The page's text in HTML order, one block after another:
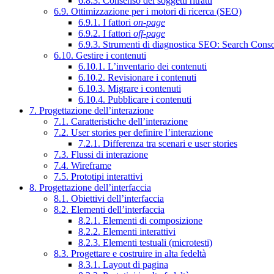
6.9. Ottimizzazione per i motori di ricerca (SEO)
6.9.1. I fattori on-page
6.9.2. I fattori off-page
6.9.3. Strumenti di diagnostica SEO: Search
6.10. Gestire i contenuti
6.10.1. L’inventario dei contenuti
6.10.2. Revisionare i contenuti
6.10.3. Migrare i contenuti
6.10.4. Pubblicare i contenuti
7. Progettazione dell’interazione
7.1. Caratteristiche dell’interazione
7.2. User stories per definire l’interazione
7.2.1. Differenza tra scenari e user stories
7.3. Flussi di interazione
7.4. Wireframe
7.5. Prototipi interattivi
8. Progettazione dell’interfaccia
8.1. Obiettivi dell’interfaccia
8.2. Elementi dell’interfaccia
8.2.1. Elementi di composizione
8.2.2. Elementi interattivi
8.2.3. Elementi testuali (microtesti)
8.3. Progettare e costruire in alta fedeltà
8.3.1. Layout di pagina